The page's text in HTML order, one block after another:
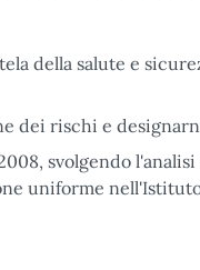
della salute e
dei rischi e
svolgendo
uniforme